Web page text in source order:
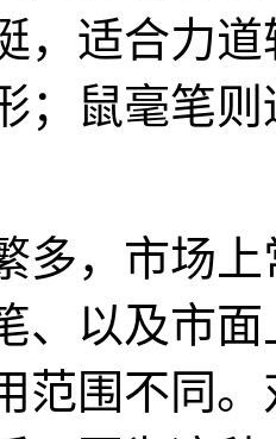
，适合力
；鼠毫笔
多，市场
、以及市
范围不同